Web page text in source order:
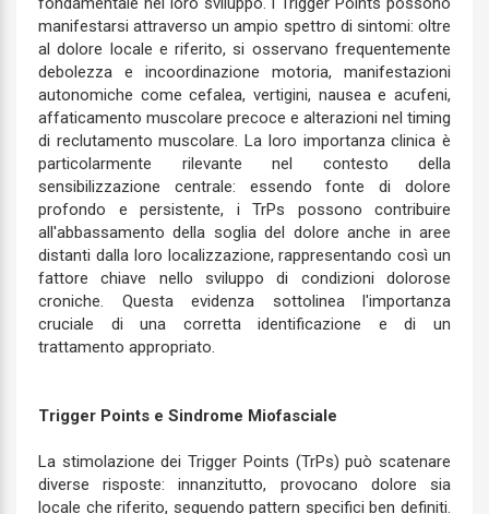
manifestarsi attraverso un ampio spettro di sintomi: oltre
al dolore locale e riferito, si osservano frequentemente
debolezza e incoordinazione motoria, manifestazioni
autonomiche come cefalea, vertigini, nausea e acufeni,
affaticamento muscolare precoce e alterazioni nel timing
di reclutamento muscolare. La loro importanza clinica è
particolarmente rilevante nel contesto della
sensibilizzazione centrale: essendo fonte di dolore
profondo e persistente, i TrPs possono contribuire
all'abbassamento della soglia del dolore anche in aree
distanti dalla loro localizzazione, rappresentando così un
fattore chiave nello sviluppo di condizioni dolorose
croniche. Questa evidenza sottolinea l'importanza
cruciale di una corretta identificazione e di un
trattamento appropriato.
Trigger Points e Sindrome Miofasciale
La stimolazione dei Trigger Points (TrPs) può scatenare
diverse risposte: innanzitutto, provocano dolore sia
locale che riferito, seguendo pattern specifici ben definiti.